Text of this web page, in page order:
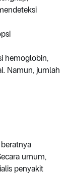
hemoglobin,
Namun, jumlah
umum,
penyakit